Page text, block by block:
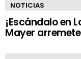
NOTICIAS
¡Escándalo en
Mayer